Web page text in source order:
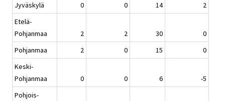
Jyväskylä
0 0 14
2
Etelä-
Pohjanmaa
2 2 30
0
Pohjanmaa
2 0 15
0
Keski-
Pohjanmaa
0 0 6
-5
Pohjois-